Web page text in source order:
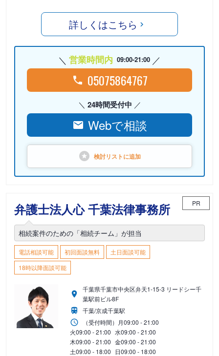
詳しくはこちら
営業時間内 09:00-21:00
05075864767
24時間受付中
Webで相談
検討リストに追加
弁護士法人心 千葉法律事務所 PR
相続案件のための「相続チーム」が担当
電話相談可能 初回面談無料
土日面談可能
18時以降面談可能
千葉県千葉市中央区弁天1-15-3 リードシー千
葉駅前ビル8F
千葉/京成千葉駅
（受付時間） 月09:00 - 21:00
火09:00 - 21:00 水09:00 - 21:00
木09:00 - 21:00 金09:00 - 21:00
土09:00 - 18:00 日09:00 - 18:00